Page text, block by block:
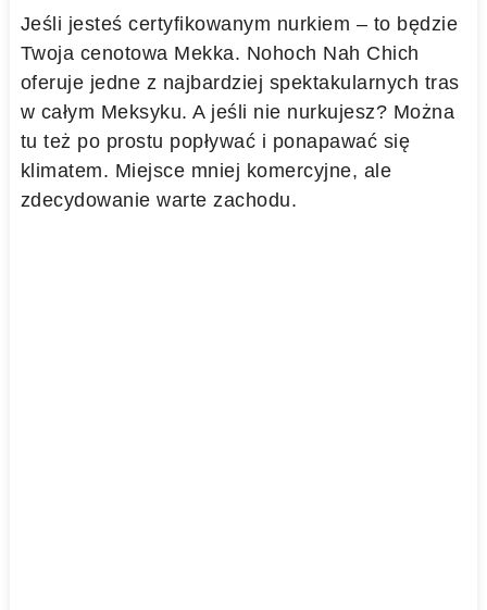
Jeśli jesteś certyfikowanym nurkiem – to będzie
Twoja cenotowa Mekka. Nohoch Nah Chich
oferuje jedne z najbardziej spektakularnych tras
w całym Meksyku. A jeśli nie nurkujesz? Można
tu też po prostu popływać i ponapawać się
klimatem. Miejsce mniej komercyjne, ale
zdecydowanie warte zachodu.